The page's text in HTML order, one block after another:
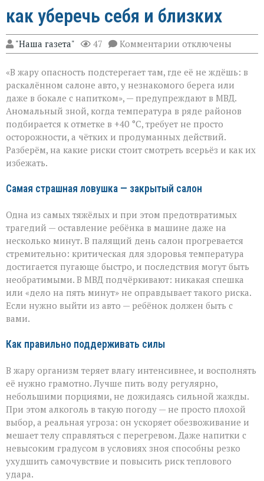
как уберечь себя и близких
"Наша газета" 47 Комментарии к
записи
не
прощает
легкомыслия»:
МВД — о
том,
как
уберечь
себя
и
отключены
«В жару опасность подстерегает там, где её не ждёшь: в
раскалённом салоне авто, у незнакомого берега или
даже в бокале с напитком», — предупреждают в МВД.
Аномальный зной, когда температура в ряде районов
подбирается к отметке в +40 °C, требует не просто
осторожности, а чётких и продуманных действий.
Разберём, на какие риски стоит смотреть всерьёз и как их
избежать.
Самая страшная ловушка — закрытый салон
Одна из самых тяжёлых и при этом предотвратимых
трагедий — оставление ребёнка в машине даже на
несколько минут. В палящий день салон прогревается
стремительно: критическая для здоровья температура
достигается пугающе быстро, и последствия могут быть
необратимыми. В МВД подчёркивают: никакая спешка
или «дело на пять минут» не оправдывает такого риска.
Если нужно выйти из авто — ребёнок должен быть с
вами.
Как правильно поддерживать силы
В жару организм теряет влагу интенсивнее, и восполнять
её нужно грамотно. Лучше пить воду регулярно,
небольшими порциями, не дожидаясь сильной жажды.
При этом алкоголь в такую погоду — не просто плохой
выбор, а реальная угроза: он ускоряет обезвоживание и
мешает телу справляться с перегревом. Даже напитки с
невысоким градусом в условиях зноя способны резко
ухудшить самочувствие и повысить риск теплового
удара.